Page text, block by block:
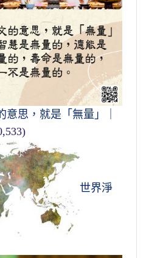
意思，就是「無量」｜
世界淨